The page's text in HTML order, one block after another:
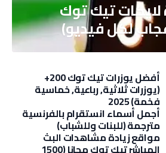
لايكات تيك توك
أفضل يوزرات تيك توك 200+
(يوزرات ثلاثية, رباعية, خماسية
فخمة) 2025
أجمل أسماء انستقرام بالفرنسية
مترجمة (للبنات وللشباب)
مواقع زيادة مشاهدات البث
المباشر تيك توك مجانا (1500